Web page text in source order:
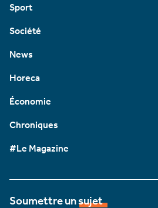
Sport
Société
News
Horeca
Économie
Chroniques
#Le Magazine
Soumettre un sujet